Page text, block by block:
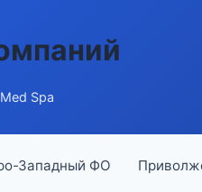
Spa
Западный ФО